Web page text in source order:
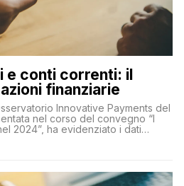
e conti correnti: il
finanziarie
Innovative Payments del
nel corso del convegno “I
2024”, ha evidenziato i dati
2024 relativamente alle